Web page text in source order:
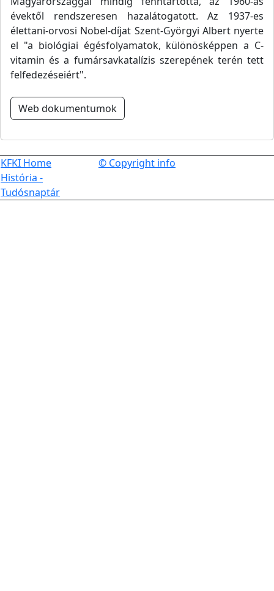
évektől rendszeresen hazalátogatott. Az 1937-es
élettani-orvosi Nobel-díjat Szent-Györgyi Albert nyerte
el "a biológiai égésfolyamatok, különösképpen a C-
vitamin és a fumársavkatalízis szerepének terén tett
felfedezéseiért".
Web dokumentumok
KFKI Home
História -
Tudósnaptár
© Copyright info